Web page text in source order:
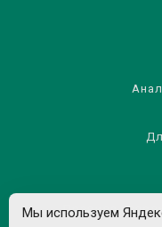
Правила
Мы используем